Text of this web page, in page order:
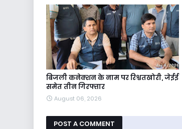
बिजली कनेक्शन के नाम पर रिश्वतखोरी, जेईई
समेत तीन गिरफ्तार
August 06, 2026
POST A COMMENT